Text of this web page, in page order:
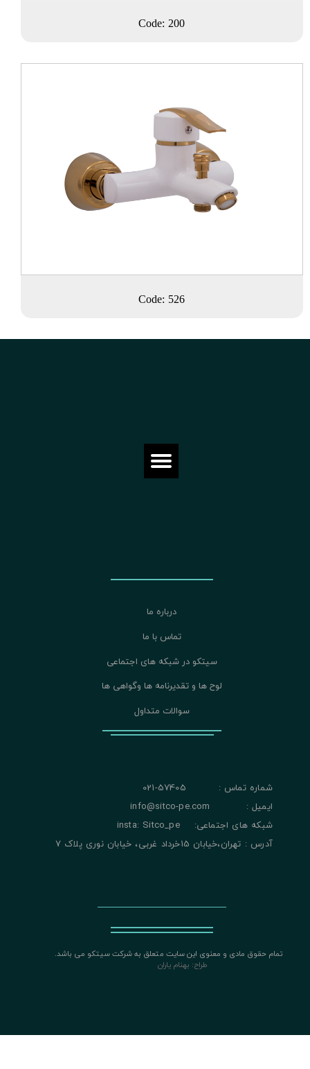
Code: 200
Code: 526
تمام حقوق مادی و معنوی این سایت متعلق به شرکت سیتکو می باشد.
طراح: بهنام یاران
درباره ما
تماس با ما
سیتکو در شبکه های اجتماعی
لوح ها و تقدیرنامه ها وگواهی ها
سوالات متداول
شماره تماس : 57405-021
ایمیل : info@sitco-pe.com
شبکه های اجتماعی: insta: Sitco_pe
آدرس : تهران،خیابان 15خرداد غربی، خیابان نوری پلاک 7